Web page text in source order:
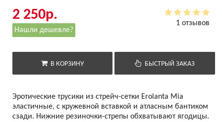
1 отзывов
2 250р.
Нашли дешевле?
В КОРЗИНУ БЫСТРЫЙ ЗАКАЗ
Эротические трусики из стрейч-сетки Erolanta Mia
эластичные, с кружевной вставкой и атласным бантиком
сзади. Нижние резиночки-стрепы обхватывают ягодицы.